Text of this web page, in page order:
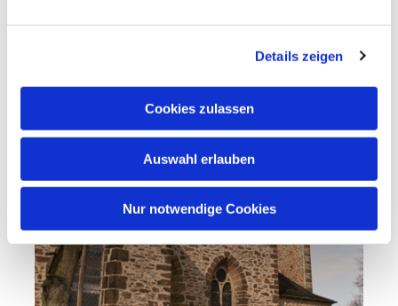
Details zeigen
Cookies zulassen
Auswahl erlauben
Nur notwendige Cookies